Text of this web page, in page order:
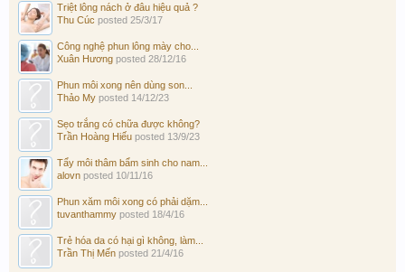
Triệt lông nách ở đâu hiệu quả ?
Thu Cúc posted 25/3/17
Công nghệ phun lông mày cho...
Xuân Hương posted 28/12/16
Phun môi xong nên dùng son...
Thảo My posted 14/12/23
Sẹo trắng có chữa được không?
Trần Hoàng Hiếu posted 13/9/23
Tẩy môi thâm bẩm sinh cho nam...
alovn posted 10/11/16
Phun xăm môi xong có phải dặm...
tuvanthammy posted 18/4/16
Trẻ hóa da có hại gì không, làm...
Trần Thị Mến posted 21/4/16